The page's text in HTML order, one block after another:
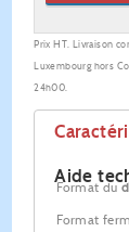
Prix HT. Livraison
Luxembourg hors
24h00.
Aide
Format du
Format